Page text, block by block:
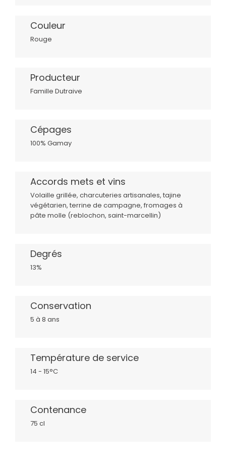
Couleur
Rouge
Producteur
Famille Dutraive
Cépages
100% Gamay
Accords mets et vins
Volaille grillée, charcuteries artisanales, tajine
végétarien, terrine de campagne, fromages à
pâte molle (reblochon, saint-marcellin)
Degrés
13%
Conservation
5 à 8 ans
Température de service
14 - 15°C
Contenance
75 cl